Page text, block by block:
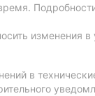
изменения в
в